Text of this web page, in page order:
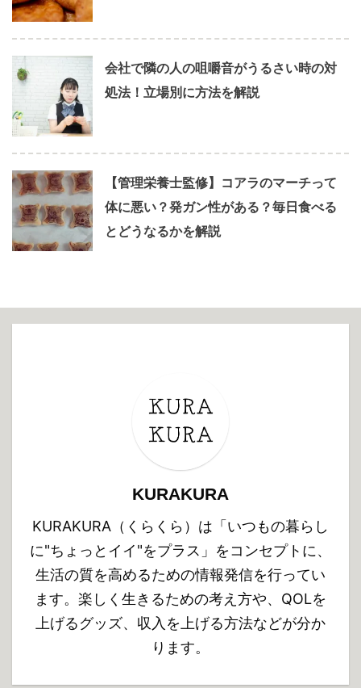
会社で隣の人の咀嚼音がうるさい時の対
処法！立場別に方法を解説
【管理栄養士監修】コアラのマーチって
体に悪い？発ガン性がある？毎日食べる
とどうなるかを解説
KURAKURA
KURAKURA（くらくら）は「いつもの暮らし
に"ちょっとイイ"をプラス」をコンセプトに、
生活の質を高めるための情報発信を行ってい
ます。楽しく生きるための考え方や、QOLを
上げるグッズ、収入を上げる方法などが分か
ります。